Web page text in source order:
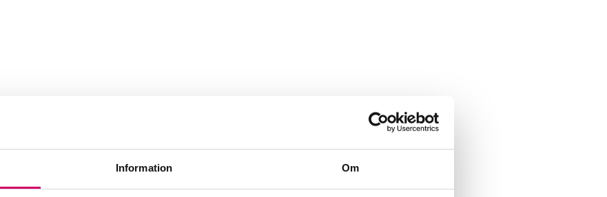
Information Om
Affärsrådgivare